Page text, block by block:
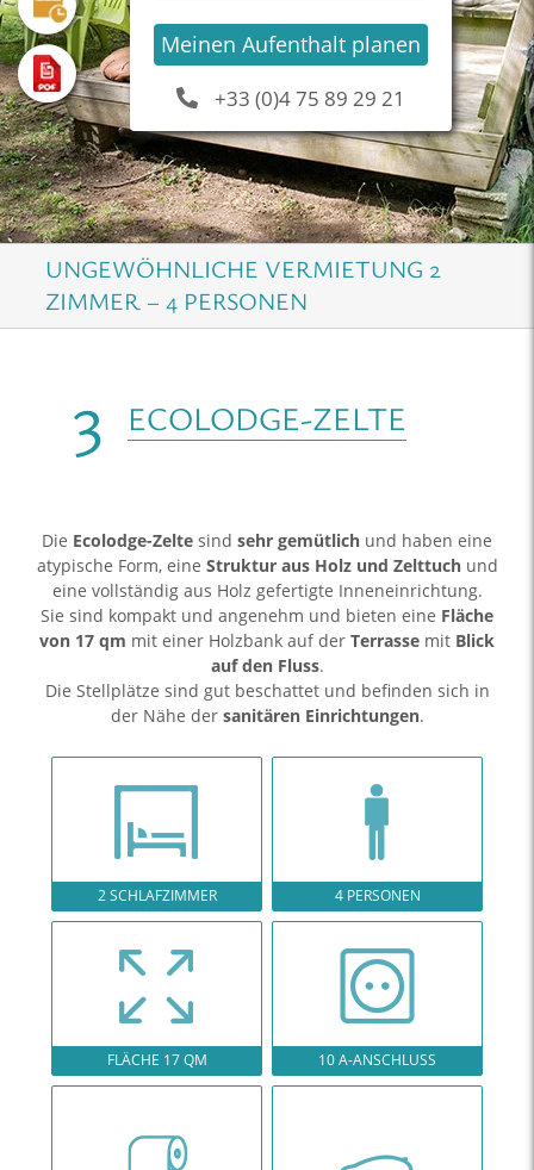
Meinen Aufenthalt planen
+33 (0)4 75 89 29 21
UNGEWÖHNLICHE VERMIETUNG 2
ZIMMER – 4 PERSONEN
3 ECOLODGE-ZELTE
Die Ecolodge-Zelte sind sehr gemütlich und haben eine
atypische Form, eine Struktur aus Holz und Zelttuchund
eine vollständig aus Holz gefertigte Inneneinrichtung.
Sie sind kompakt und angenehm und bieten eine Fläche
von 17 qm mit einer Holzbank auf der Terrasse mit Blick
auf den Fluss.
Die Stellplätze sind gut beschattet und befinden sich in
der Nähe der sanitären Einrichtungen.
2 SCHLAFZIMMER 4 PERSONEN
FLÄCHE 17 QM 10 A-ANSCHLUSS